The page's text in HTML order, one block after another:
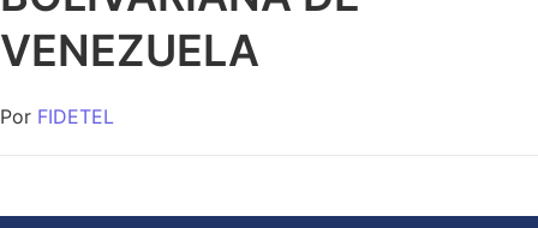
VENEZUELA
Por FIDETEL